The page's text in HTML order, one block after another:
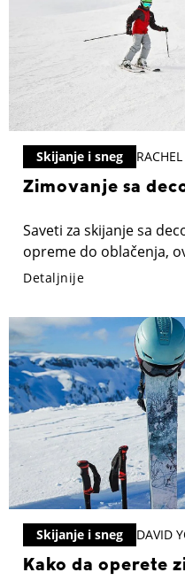
Skijanje i sneg
Zimovanje sa
Saveti za skijanje sa
opreme do oblačenja,
porodično uživate u
Detaljnije
Skijanje i sneg DAVID
Kako da operete